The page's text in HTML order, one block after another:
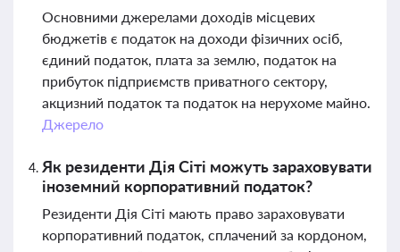
Основними джерелами доходів місцевих
бюджетів є податок на доходи фізичних осіб,
єдиний податок, плата за землю, податок на
прибуток підприємств приватного сектору,
акцизний податок та податок на нерухоме майно.
Джерело
Як резиденти Дія Сіті можуть зараховувати
іноземний корпоративний податок?
Резиденти Дія Сіті мають право зараховувати
корпоративний податок, сплачений за кордоном,